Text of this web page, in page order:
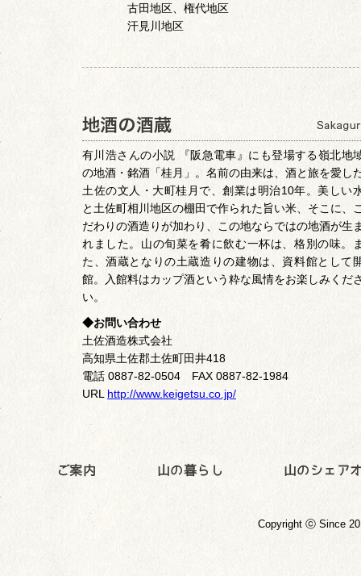
古田地区、権代地区
汗見川地区
有川浩さんの小説 『阪急電車』にも登場する嶺北地
の地酒・銘酒「桂月」。名前の由来は、酒と旅を愛し
土佐の文人・大町桂月で、創業は明治10年。美しい
と土佐町相川地区の棚田で作られた旨い米、そこに、
だわりの酒造りが加わり、この地ならではの地酒が生
れました。山の旬菜を肴に飲む一杯は、格別の味。
た、酒蔵となりの土蔵造りの建物は、資料館として
館。入館料はカップ酒という粋な風情をお楽しみくだ
い。
◆お問い合わせ
土佐酒造株式会社
高知県土佐郡土佐町田井418
電話 0887-82-0504 FAX 0887-82-1984
URL http://www.keigetsu.co.jp/
Copyright ⓒ Since